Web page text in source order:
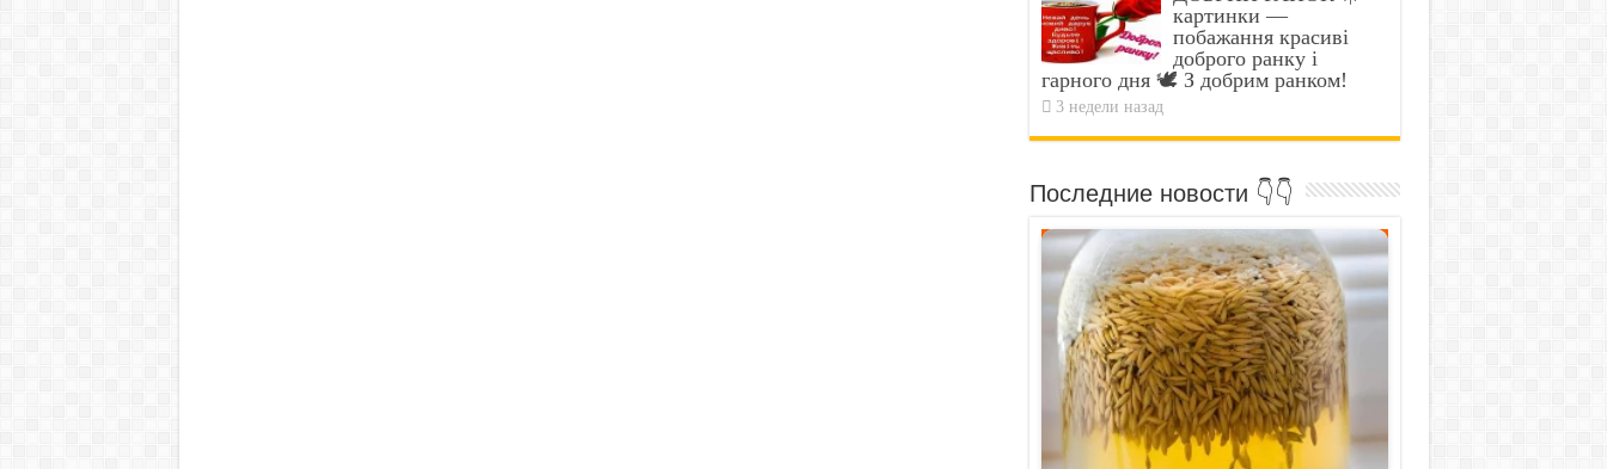
картинки —
побажання красиві
доброго ранку і
гарного дня 🕊️ З добрим ранком!
3 недели назад
Последние новости 👇👇